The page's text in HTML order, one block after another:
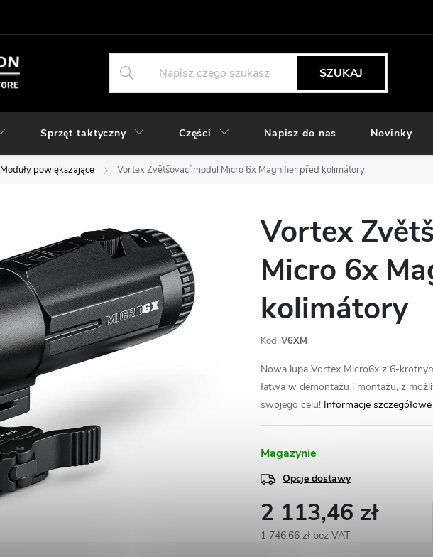
SZUKAJ
Sprzęt taktyczny Części Napisz do nas Novinky
Moduły powiększające Vortex Zvětšovací modul Micro 6x Magnifier před kolimátory
Vortex
Micro 6x
kolimátory
Kod: V6XM
Nowa lupa Vortex Micro6x z 6-
łatwa w demontażu i montażu, z
swojego celu! Informacje szczegółowe
Magazynie
Opcje dostawy
2 113,46 zł
1 746,66 zł bez VAT